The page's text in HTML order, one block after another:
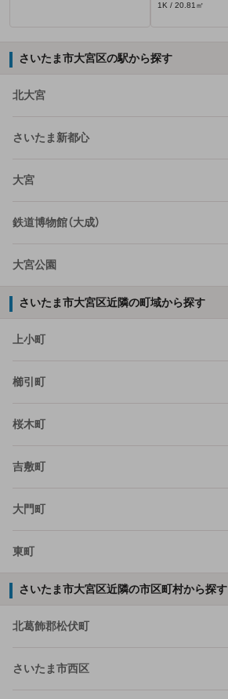
1K / 20.81㎡
さいたま市大宮区の駅から探す
北大宮
さいたま新都心
大宮
鉄道博物館（大成）
大宮公園
さいたま市大宮区近隣の町域から探す
上小町
櫛引町
桜木町
吉敷町
大門町
東町
さいたま市大宮区近隣の市区町村から探す
北葛飾郡松伏町
さいたま市西区